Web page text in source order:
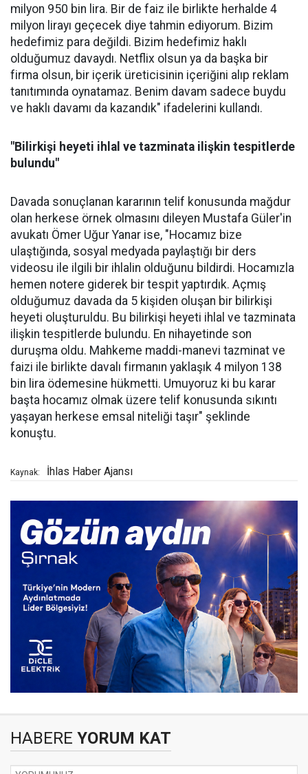
milyon 950 bin lira. Bir de faiz ile birlikte herhalde 4
milyon lirayı geçecek diye tahmin ediyorum. Bizim
hedefimiz para değildi. Bizim hedefimiz haklı
olduğumuz davaydı. Netflix olsun ya da başka bir
firma olsun, bir içerik üreticisinin içeriğini alıp reklam
tanıtımında oynatamaz. Benim davam sadece buydu
ve haklı davamı da kazandık" ifadelerini kullandı.
"Bilirkişi heyeti ihlal ve tazminata ilişkin tespitlerde
bulundu"
Davada sonuçlanan kararının telif konusunda mağdur
olan herkese örnek olmasını dileyen Mustafa Güler'in
avukatı Ömer Uğur Yanar ise, "Hocamız bize
ulaştığında, sosyal medyada paylaştığı bir ders
videosu ile ilgili bir ihlalin olduğunu bildirdi. Hocamızla
hemen notere giderek bir tespit yaptırdık. Açmış
olduğumuz davada da 5 kişiden oluşan bir bilirkişi
heyeti oluşturuldu. Bu bilirkişi heyeti ihlal ve tazminata
ilişkin tespitlerde bulundu. En nihayetinde son
duruşma oldu. Mahkeme maddi-manevi tazminat ve
faizi ile birlikte davalı firmanın yaklaşık 4 milyon 138
bin lira ödemesine hükmetti. Umuyoruz ki bu karar
başta hocamız olmak üzere telif konusunda sıkıntı
yaşayan herkese emsal niteliği taşır" şeklinde
konuştu.
Kaynak: İhlas Haber Ajansı
HABERE YORUM KAT